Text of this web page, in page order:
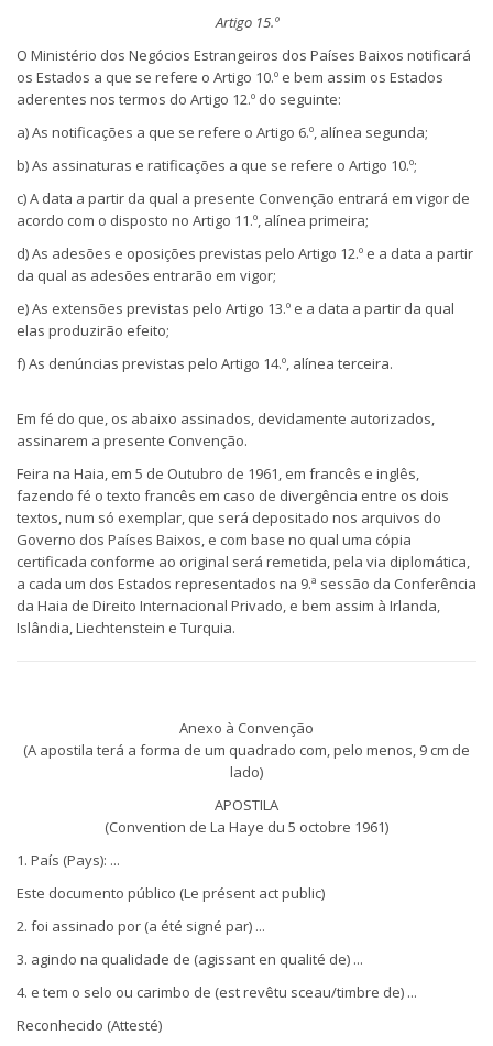
Artigo 15.º
O Ministério dos Negócios Estrangeiros dos Países Baixos notificará
os Estados a que se refere o Artigo 10.º e bem assim os Estados
aderentes nos termos do Artigo 12.º do seguinte:
a) As notificações a que se refere o Artigo 6.º, alínea segunda;
b) As assinaturas e ratificações a que se refere o Artigo 10.º;
c) A data a partir da qual a presente Convenção entrará em vigor de
acordo com o disposto no Artigo 11.º, alínea primeira;
d) As adesões e oposições previstas pelo Artigo 12.º e a data a partir
da qual as adesões entrarão em vigor;
e) As extensões previstas pelo Artigo 13.º e a data a partir da qual
elas produzirão efeito;
f) As denúncias previstas pelo Artigo 14.º, alínea terceira.
Em fé do que, os abaixo assinados, devidamente autorizados,
assinarem a presente Convenção.
Feira na Haia, em 5 de Outubro de 1961, em francês e inglês,
fazendo fé o texto francês em caso de divergência entre os dois
textos, num só exemplar, que será depositado nos arquivos do
Governo dos Países Baixos, e com base no qual uma cópia
certificada conforme ao original será remetida, pela via diplomática,
a cada um dos Estados representados na 9.ª sessão da Conferência
da Haia de Direito Internacional Privado, e bem assim à Irlanda,
Islândia, Liechtenstein e Turquia.
Anexo à Convenção
(A apostila terá a forma de um quadrado com, pelo menos, 9 cm de
lado)
APOSTILA
(Convention de La Haye du 5 octobre 1961)
1. País (Pays): ...
Este documento público (Le présent act public)
2. foi assinado por (a été signé par) ...
3. agindo na qualidade de (agissant en qualité de) ...
4. e tem o selo ou carimbo de (est revêtu sceau/timbre de) ...
Reconhecido (Attesté)